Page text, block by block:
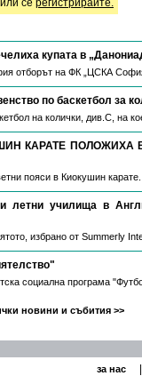
или се регистрирайте.
купата в
отборът на ФК „ЦСКА
по баскетбол за
на колички, див.С, на
КАРАТЕ ПОЛОЖИХА
пояси в Киокушин
летни училища в
избрано от Summerly
социална програма
новини и събития >>
за нас